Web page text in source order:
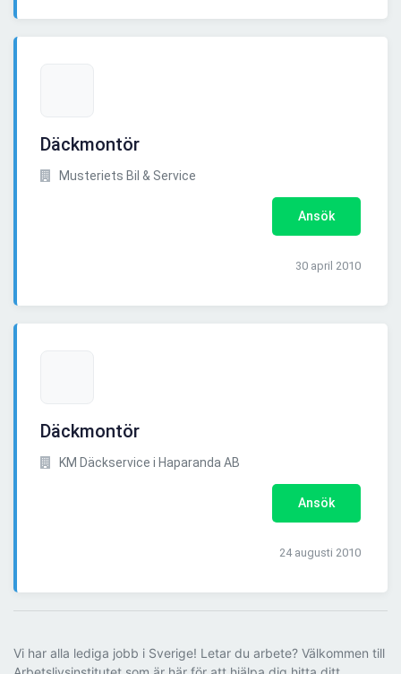
Däckmontör
Musteriets Bil & Service
Ansök
30 april 2010
Däckmontör
KM Däckservice i Haparanda AB
Ansök
24 augusti 2010
Vi har alla lediga jobb i Sverige! Letar du arbete? Välkommen till